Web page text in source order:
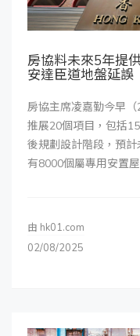
房協料未來5年提
安達臣道地盤延誤
房協主席凌嘉勤今早
推展20個項目，包括
後規劃設計階段，預
有8000個屬專用安置
由 hk01.com
02/08/2025